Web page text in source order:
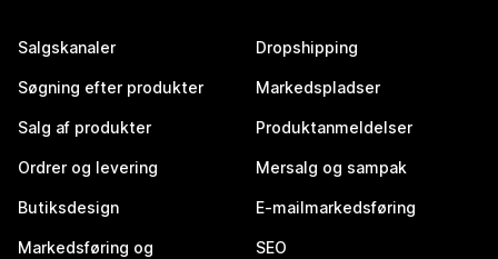
Salgskanaler
Søgning efter produkter
Salg af produkter
Ordrer og levering
Butiksdesign
Markedsføring og
Dropshipping
Markedspladser
Produktanmeldelser
Mersalg og sampak
E-mailmarkedsføring
SEO